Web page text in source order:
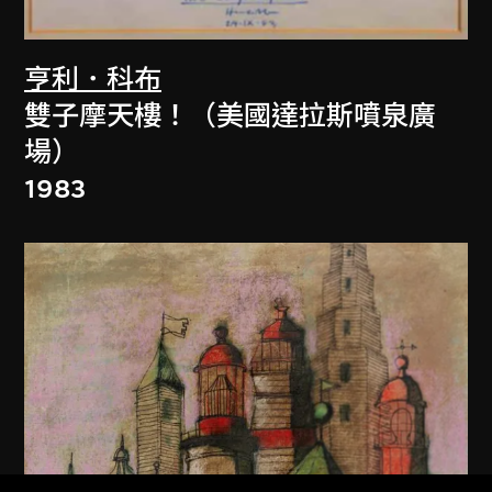
亨利．科布
雙子摩天樓！（美國達拉斯噴泉廣
場）
1983